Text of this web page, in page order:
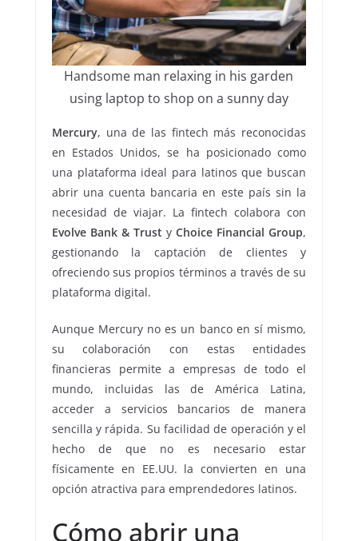
Handsome man relaxing in his garden
using laptop to shop on a sunny day
Mercury, una de las fintech más reconocidas
en Estados Unidos, se ha posicionado como
una plataforma ideal para latinos que buscan
abrir una cuenta bancaria en este país sin la
necesidad de viajar. La fintech colabora con
Evolve Bank & Trust yChoice Financial Group,
gestionando la captación de clientes y
ofreciendo sus propios términos a través de su
plataforma digital.
Aunque Mercury no es un banco en sí mismo,
su colaboración con estas entidades
financieras permite a empresas de todo el
mundo, incluidas las de América Latina,
acceder a servicios bancarios de manera
sencilla y rápida. Su facilidad de operación y el
hecho de que no es necesario estar
físicamente en EE.UU. la convierten en una
opción atractiva para emprendedores latinos.
Cómo abrir una